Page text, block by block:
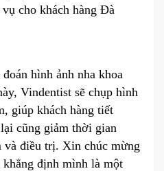
cho khách hàng Đà
hình ảnh nha khoa
Vindentist sẽ chụp hình
giúp khách hàng tiết
cũng giảm thời gian
và điều trị. Xin chúc mừng
định mình là một